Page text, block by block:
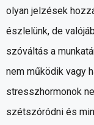
olyan jelzések
észlelünk, de
szóváltás a
nem működik vagy
stresszhormonok
szétszóródni és